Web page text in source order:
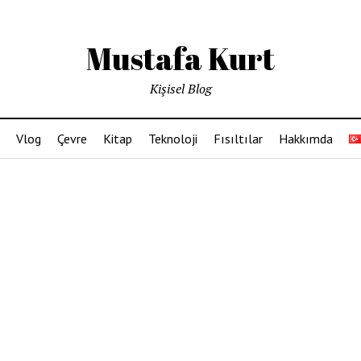
Mustafa Kurt
Kişisel Blog
Vlog Çevre Kitap Teknoloji Fısıltılar Hakkımda